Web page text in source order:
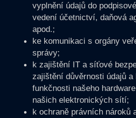
vyplnění údajů do
vedení účetnictví, daňová
apod.;
ke komunikaci s orgány
správy;
k zajištění IT a síťové
zajištění důvěrnosti údajů a
funkčnosti našeho
našich elektronických sítí;
k ochraně právních nároků